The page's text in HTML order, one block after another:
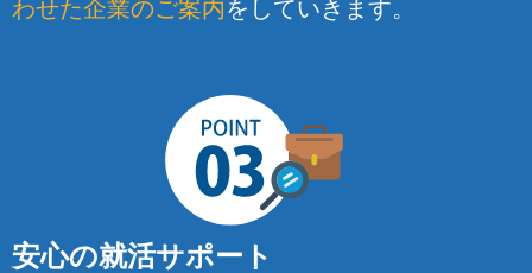
わせた企業のご案内をしていきます。
安心の就活サポート